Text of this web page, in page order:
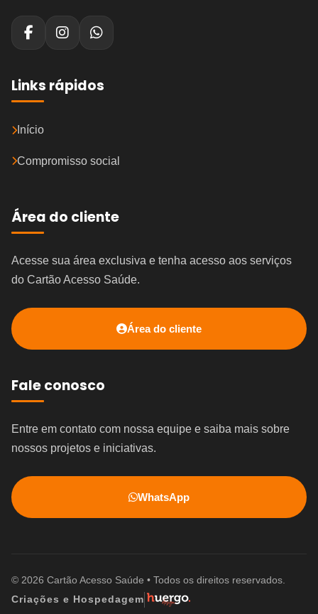
Links rápidos
Início
Compromisso social
Área do cliente
Acesse sua área exclusiva e tenha acesso aos serviços
do Cartão Acesso Saúde.
Área do cliente
Fale conosco
Entre em contato com nossa equipe e saiba mais sobre
nossos projetos e iniciativas.
WhatsApp
© 2026 Cartão Acesso Saúde • Todos os direitos reservados.
Criações e Hospedagem